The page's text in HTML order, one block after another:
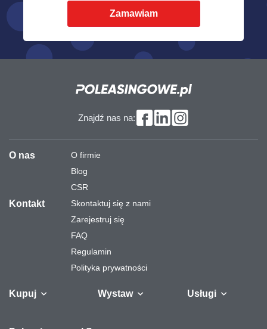
Zamawiam
Znajdź nas na:
Kupuj Wystaw Usługi
O nas
O firmie
Blog
CSR
Kontakt
Skontaktuj się z nami
Zarejestruj się
FAQ
Regulamin
Polityka prywatności